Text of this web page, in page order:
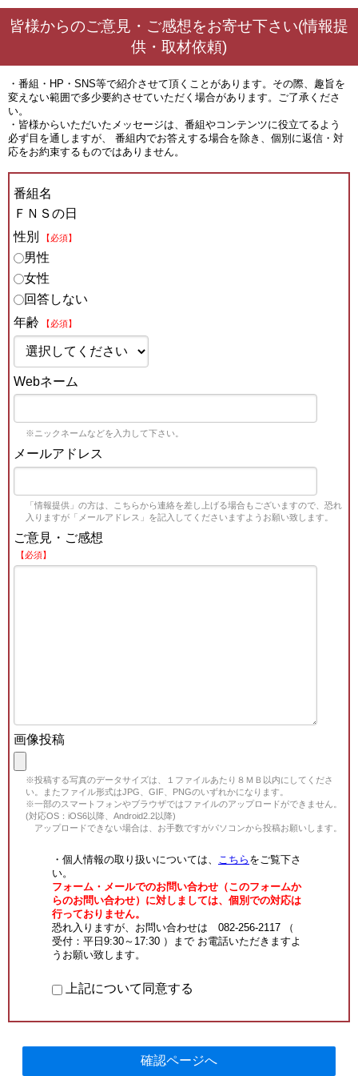
皆様からのご意見・ご感想をお寄せ下さい(情報提
供・取材依頼)
・番組・HP・SNS等で紹介させて頂くことがあります。その際、趣旨を
変えない範囲で多少要約させていただく場合があります。ご了承くださ
い。
・皆様からいただいたメッセージは、番組やコンテンツに役立てるよう
必ず目を通しますが、 番組内でお答えする場合を除き、個別に返信・対
応をお約束するものではありません。
番組名
ＦＮＳの日
性別
【必須】
男性
女性
回答しない
年齢
【必須】
Webネーム
※ニックネームなどを入力して下さい。
メールアドレス
「情報提供」の方は、こちらから連絡を差し上げる場合もございますので、恐れ
入りますが「メールアドレス」を記入してくださいますようお願い致します。
ご意見・ご感想
【必須】
画像投稿
※投稿する写真のデータサイズは、１ファイルあたり８ＭＢ以内にしてくださ
い。またファイル形式はJPG、GIF、PNGのいずれかになります。
※一部のスマートフォンやブラウザではファイルのアップロードができません。
(対応OS：iOS6以降、Android2.2以降)
アップロードできない場合は、お手数ですがパソコンから投稿お願いします。
・個人情報の取り扱いについては、 こちら をご覧下さ
い。
フォーム・メールでのお問い合わせ（このフォームか
らのお問い合わせ）に対しましては、個別での対応は
行っておりません。
恐れ入りますが、お問い合わせは 082-256-2117 （
受付：平日9:30～17:30 ）まで お電話いただきますよ
うお願い致します。
上記について同意する
確認ページへ